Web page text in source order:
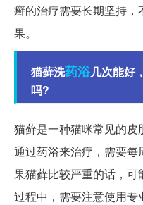
癣的治疗需要长期坚持
果。
猫藓洗药浴几次能好
吗?
猫藓是一种猫咪常见的
通过药浴来治疗，需要
果猫藓比较严重的话，
过程中，需要注意使用